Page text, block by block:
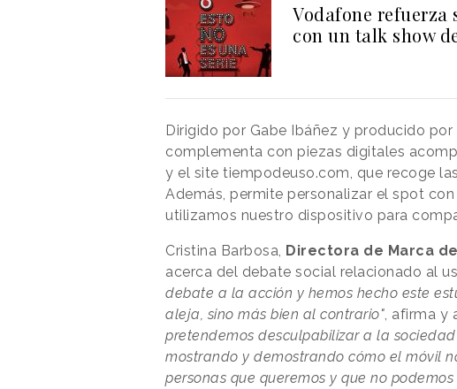
Vodafone refuerza
con un talk show
Dirigido por Gabe Ibáñez y producido por
complementa con piezas digitales
y el site tiempodeuso.com, que recoge
Además, permite personalizar el spot
utilizamos nuestro dispositivo para
Cristina Barbosa, Directora de Marca
acerca del debate social relacionado al
debate a la acción y hemos hecho este
aleja, sino más bien al contrario", afirma y
pretendemos desculpabilizar a la
mostrando y demostrando cómo el móvil
personas que queremos y que no